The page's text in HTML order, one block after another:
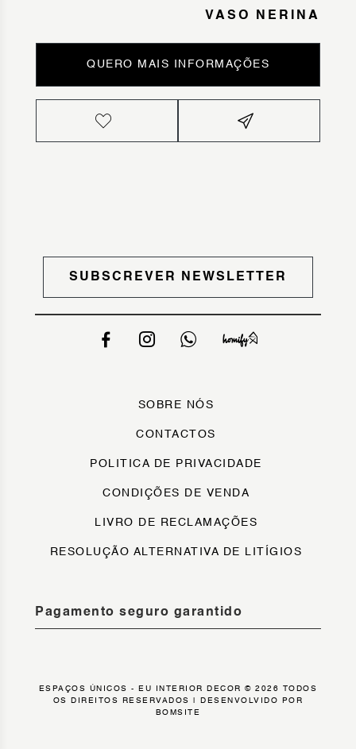
VASO NERINA
QUERO MAIS INFORMAÇÕES
SUBSCREVER NEWSLETTER
SOBRE NÓS
CONTACTOS
POLITICA DE PRIVACIDADE
CONDIÇÕES DE VENDA
LIVRO DE RECLAMAÇÕES
RESOLUÇÃO ALTERNATIVA DE LITÍGIOS
Pagamento seguro garantido
ESPAÇOS ÚNICOS - EU INTERIOR DECOR © 2026 TODOS
OS DIREITOS RESERVADOS | DESENVOLVIDO POR
BOMSITE